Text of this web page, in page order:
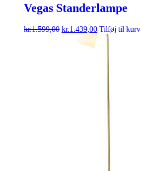
Vegas Standerlampe
kr.1.599,00 kr.1.439,00 Tilføj til kurv